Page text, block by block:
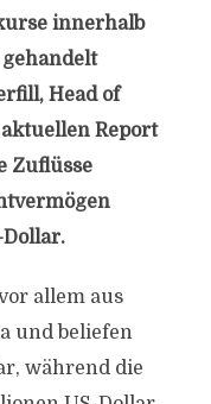
innerhalb
Head of
Report
Zuflüsse
allem aus
und beliefen
während die